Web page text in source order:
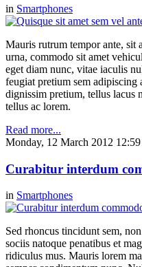
in Smartphones
Mauris rutrum tempor ante, sit
urna, commodo sit amet
eget diam nunc, vitae iaculis
feugiat pretium sem adipiscing
dignissim pretium, tellus lacus
tellus ac lorem.
Read more...
Monday, 12 March 2012 12:59
Curabitur interdum
in Smartphones
Sed rhoncus tincidunt sem,
sociis natoque penatibus et
ridiculus mus. Mauris lorem